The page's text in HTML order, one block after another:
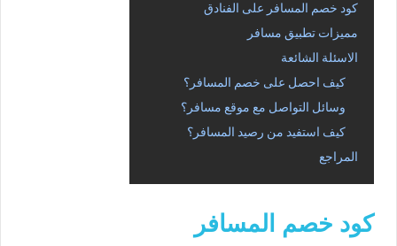
كود خصم المسافر على الفنادق
مميزات تطبيق مسافر
الاسئلة الشائعة
كيف احصل على خصم المسافر؟
وسائل التواصل مع موقع مسافر؟
كيف استفيد من رصيد المسافر؟
المراجع
كود خصم المسافر